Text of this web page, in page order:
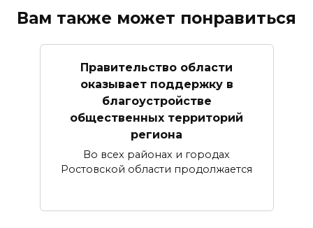
Вам также может понравиться
Правительство области
оказывает поддержку в
благоустройстве
общественных территорий
региона
Во всех районах и городах
Ростовской области продолжается